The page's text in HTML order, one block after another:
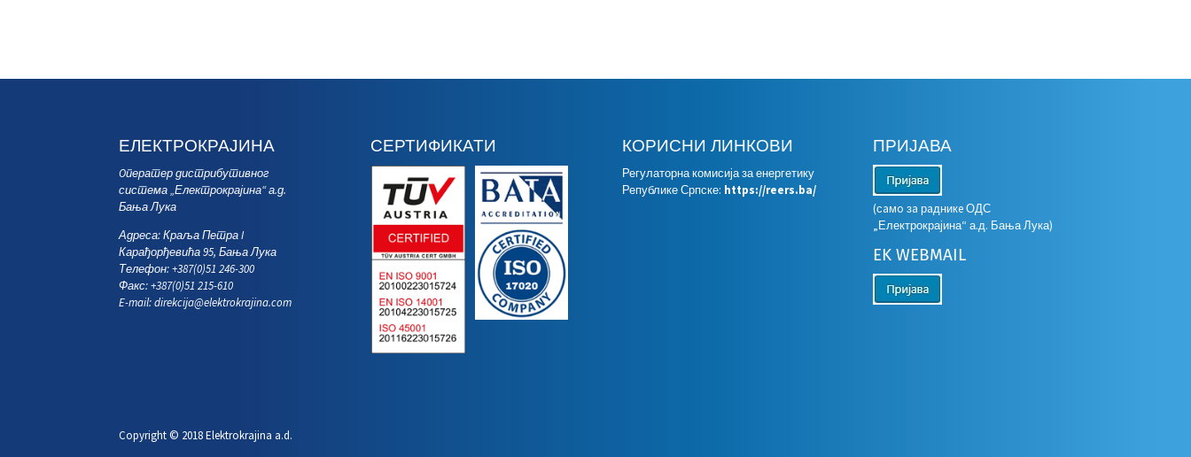
ЕЛЕКТРОКРАЈИНА
Oператер дистрибутивног
система „Електрокрајина“ а.д.
Бања Лука
Адреса: Краља Петра I
Карађорђевића 95, Бања Лука
Телефон: +387(0)51 246-300
Факс: +387(0)51 215-610
E-mail:direkcija@elektrokrajina.com
СЕРТИФИКАТИ КОРИСНИ ЛИНКОВИ
Регулаторна комисија за енергетику
Републике Српске: https://reers.ba/
ПРИЈАВА
(сaмo зa рaдникe ОДС
„Електрокрајина“ а.д. Бања Лука)
EK WEBMAIL
Copyright © 2018 Elektrokrajina a.d.